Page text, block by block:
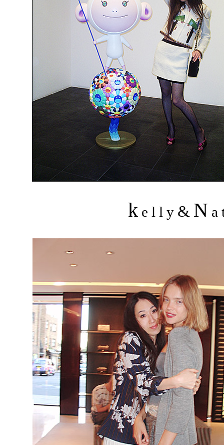
k e l l y & N a